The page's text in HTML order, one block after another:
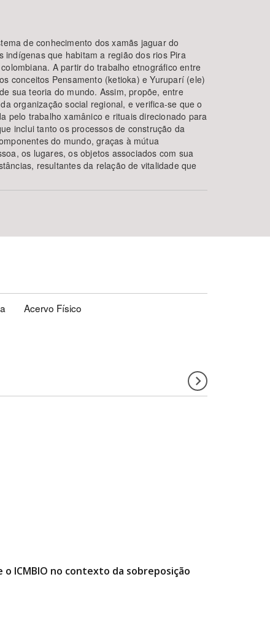
de conhecimento dos xamãs jaguar do
indígenas que habitam a região dos rios Pira
A partir do trabalho etnográfico entre
conceitos Pensamento (ketioka) e Yuruparí (ele)
sua teoria do mundo. Assim, propõe, entre
organização social regional, e verifica-se que o
pelo trabalho xamânico e rituais direcionado para
inclui tanto os processos de construção da
do mundo, graças à mútua
os lugares, os objetos associados com sua
resultantes da relação de vitalidade que
Acervo Físico
ICMBIO no contexto da sobreposição